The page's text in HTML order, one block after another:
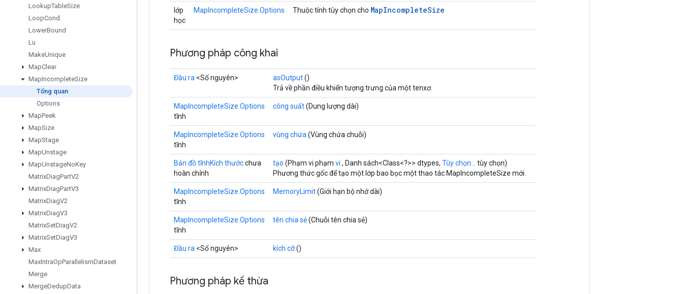
LookupTableSize
LoopCond
LowerBound
Lu
MakeUnique
MapClear
MapIncompleteSize
Tổng quan
Options
MapPeek
MapSize
MapStage
MapUnstage
MapUnstageNoKey
MatrixDiagPartV2
MatrixDiagPartV3
MatrixDiagV2
MatrixDiagV3
MatrixSetDiagV2
MatrixSetDiagV3
Max
MaxIntraOpParallelismDataset
Merge
MergeDedupData
lớp
học
MapIncompleteSize.Options Thuộc tính tùy chọn cho MapIncompleteSize
Phương pháp công khai
Đầu ra <Số nguyên> asOutput()
Trả về phần điều khiển tượng trưng của một tenxơ.
MapIncompleteSize.Options
tĩnh
công suất(Dung lượng dài)
MapIncompleteSize.Options
tĩnh
vùng chứa (Vùng chứa chuỗi)
Bản đồ tĩnhKích thướcchưa
hoàn chỉnh
tạo (Phạm vi phạm vi , Danh sách<Class<?>> dtypes, Tùy chọn...
tùy chọn)
Phương thức gốc để tạo một lớp bao bọc một thao tác MapIncompleteSize mới.
MapIncompleteSize.Options
tĩnh
MemoryLimit(Giới hạn bộ nhớ dài)
MapIncompleteSize.Options
tĩnh
tên chia sẻ(Chuỗi tên chia sẻ)
Đầu ra <Số nguyên> kích cỡ()
Phương pháp kế thừa